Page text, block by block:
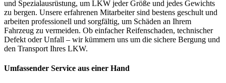
und Spezialausrüstung, um LKW jeder Größe und jedes Gewichts
zu bergen. Unsere erfahrenen Mitarbeiter sind bestens geschult und
arbeiten professionell und sorgfältig, um Schäden an Ihrem
Fahrzeug zu vermeiden. Ob einfacher Reifenschaden, technischer
Defekt oder Unfall – wir kümmern uns um die sichere Bergung und
den Transport Ihres LKW.
Umfassender Service aus einer Hand